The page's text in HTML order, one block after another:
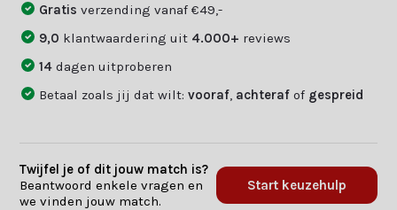
Gratisverzending vanaf €49,-
9,0 klantwaardering uit 4.000+ reviews
14dagen uitproberen
Betaal zoals jij dat wilt:vooraf achteraf of gespreid
Twijfel je of dit jouw match is?
Beantwoord enkele vragen en
we vinden jouw match.
Start keuzehulp